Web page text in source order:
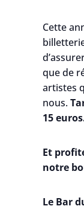
Cette
que de
artistes
nous.
15
Et
notre
Le Bar